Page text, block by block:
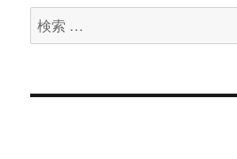
検
索
象: